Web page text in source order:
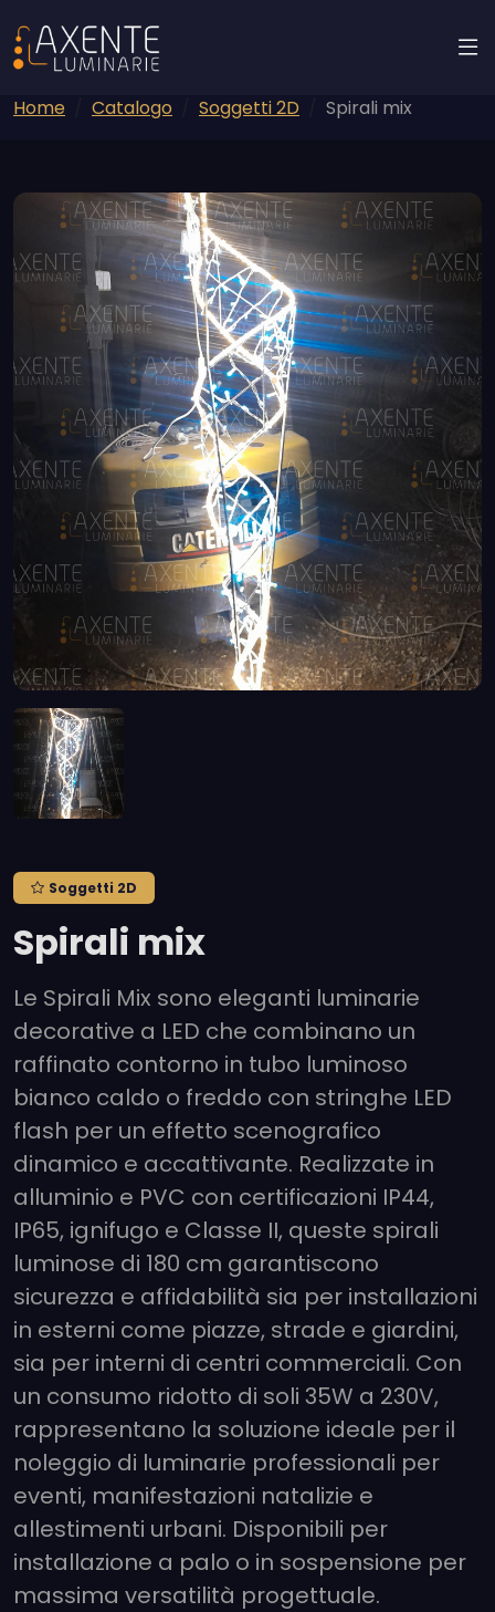
Home Catalogo Soggetti 2D Spirali mix
Soggetti 2D
Spirali mix
Le Spirali Mix sono eleganti luminarie
decorative a LED che combinano un
raffinato contorno in tubo luminoso
bianco caldo o freddo con stringhe LED
flash per un effetto scenografico
dinamico e accattivante. Realizzate in
alluminio e PVC con certificazioni IP44,
IP65, ignifugo e Classe II, queste spirali
luminose di 180 cm garantiscono
sicurezza e affidabilità sia per installazioni
in esterni come piazze, strade e giardini,
sia per interni di centri commerciali. Con
un consumo ridotto di soli 35W a 230V,
rappresentano la soluzione ideale per il
noleggio di luminarie professionali per
eventi, manifestazioni natalizie e
allestimenti urbani. Disponibili per
installazione a palo o in sospensione per
massima versatilità progettuale.